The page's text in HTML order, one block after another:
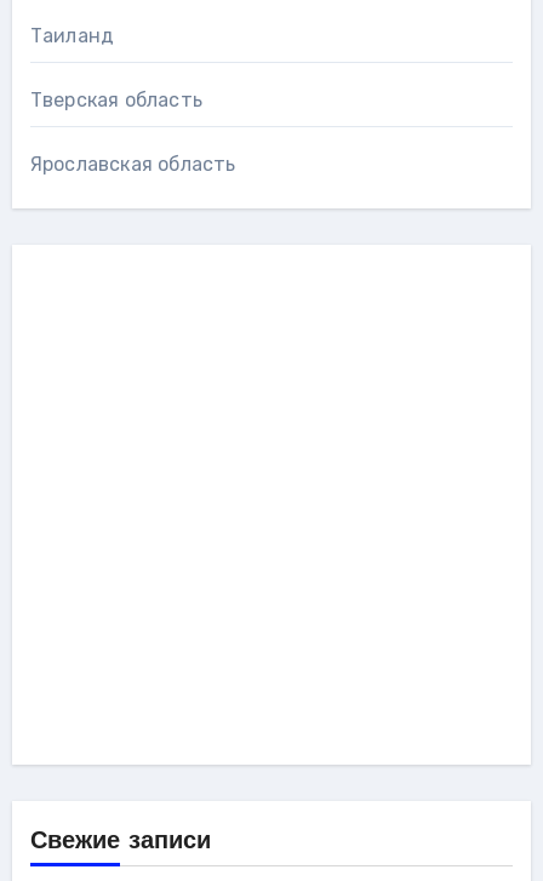
Таиланд
Тверская область
Ярославская область
Свежие записи